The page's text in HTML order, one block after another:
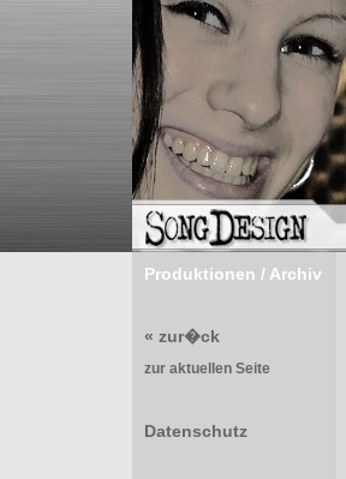
Produktionen / Archiv
« zur�ck
zur aktuellen Seite
Datenschutz